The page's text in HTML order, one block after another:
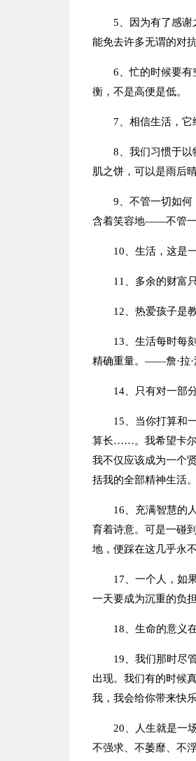
5、因为有了感
能免去许多无谓的对抗
6、忙的时候要
衡，不是高便是低。
7、相信生活，它
8、我们习惯于
肌之饼，可以是雨后
9、不管一切如何
含着笑容地——不管一
10、生活，这是
11、多余的财富
12、热爱孩子是
13、生活每时每
精确重量。——詹·拉·
14、只有对一部
15、当你打算和
算长……。我希望卡尔
我不仅应该成为一个
括我的全部精神生活
16、充满智慧的
育着诗意。可是一碰
地，便踩在这几乎永
17、一个人，如
一天要成为沉重的负
18、生命的意义
19、我们那时尽
出现。我们有的时候
我，我会给你带来快乐
20、人生就是一
不强求、不萎靡、不